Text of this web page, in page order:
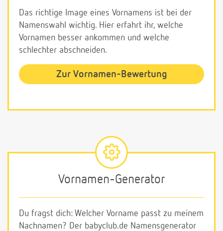
Das richtige Image eines Vornamens ist bei der
Namenswahl wichtig. Hier erfahrt ihr, welche
Vornamen besser ankommen und welche
schlechter abschneiden.
Zur Vornamen-Bewertung
Vornamen-Generator
Du fragst dich: Welcher Vorname passt zu meinem
Nachnamen? Der babyclub.de Namensgenerator